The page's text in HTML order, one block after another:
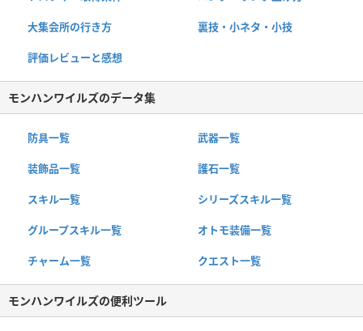
大集会所の行き方 裏技・小ネタ・小技
評価レビューと感想
モンハンワイルズのデータ集
防具一覧 武器一覧
装飾品一覧 護石一覧
スキル一覧 シリーズスキル一覧
グループスキル一覧 オトモ装備一覧
チャーム一覧 クエスト一覧
モンハンワイルズの便利ツール